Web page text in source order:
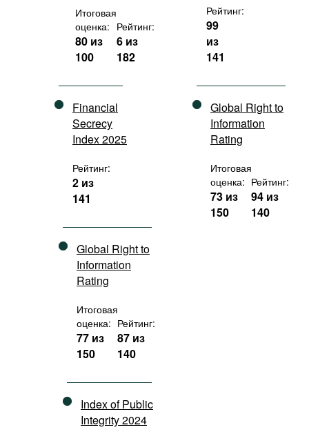
Подкасты
Книжная полка
Итоговая
оценка:
80 из
100
Рейтинг:
6 из
182
Financial
Secrecy
Index 2025
Рейтинг:
2 из
141
Global Right to
Information
Rating
Итоговая
оценка:
77 из
150
Рейтинг:
87 из
140
Index of Public
Integrity 2024
Рейтинг:
99
из
141
Global Right to
Information
Rating
Итоговая
оценка:
73 из
150
Рейтинг:
94 из
140